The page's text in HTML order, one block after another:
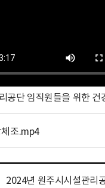
공단 임직원들을 위한 건
조.mp4
2024년 원주시시설관리